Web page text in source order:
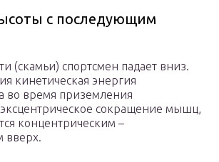
с последующим
(скамьи) спортсмен падает вниз.
кинетическая энергия
во время приземления
эксцентрическое сокращение мышц,
концентрическим –
вверх.